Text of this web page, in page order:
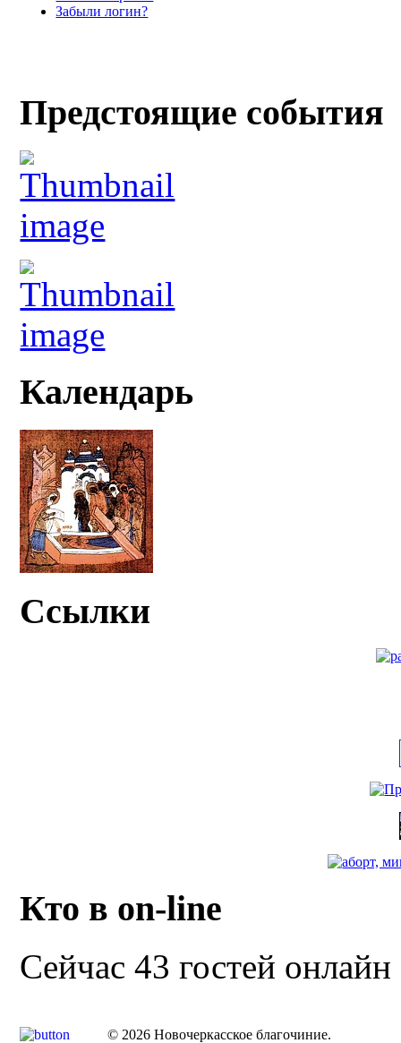
Забыли логин?
Предстоящие события
Календарь
Ссылки
Кто в on-line
Сейчас 43 гостей онлайн
© 2026 Новочеркасское благочиние.